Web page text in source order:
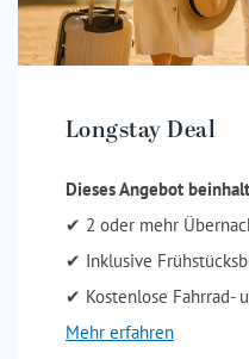
Longstay Deal
Dieses Angebot
✔ 2 oder mehr
✔ Inklusive
✔ Kostenlose Fahrrad-
Mehr erfahren